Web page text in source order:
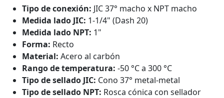
Tipo de conexión: JIC 37° macho x NPT macho
Medida lado JIC: 1-1/4" (Dash 20)
Medida lado NPT: 1"
Forma: Recto
Material: Acero al carbón
Rango de temperatura: -50 °C a 300 °C
Tipo de sellado JIC: Cono 37° metal-metal
Tipo de sellado NPT: Rosca cónica con sellador